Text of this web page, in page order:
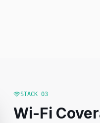
STACK 03
Wi-Fi